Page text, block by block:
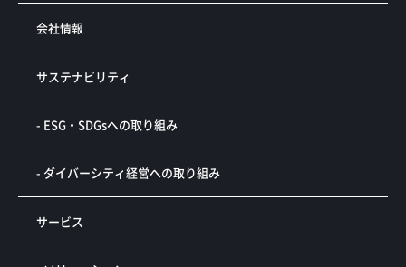
会社情報
サステナビリティ
- ESG・SDGsへの取り組み
- ダイバーシティ経営への取り組み
サービス